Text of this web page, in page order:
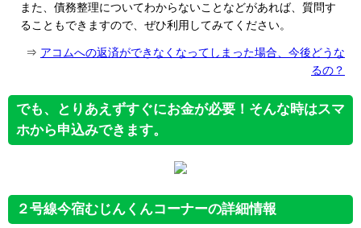
また、債務整理についてわからないことなどがあれば、質問す
ることもできますので、ぜひ利用してみてください。
⇒ アコムへの返済ができなくなってしまった場合、今後どうな
るの？
でも、とりあえずすぐにお金が必要！そんな時はスマ
ホから申込みできます。
２号線今宿むじんくんコーナーの詳細情報